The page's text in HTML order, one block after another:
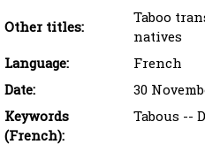
Other titles:
Taboo
natives
Language:
French
Date:
30
Keywords
(French):
Tabous --